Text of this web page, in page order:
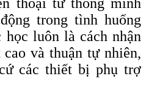
trong tình huống
luôn là cách nhận
và thuận tự nhiên,
các thiết bị phụ trợ